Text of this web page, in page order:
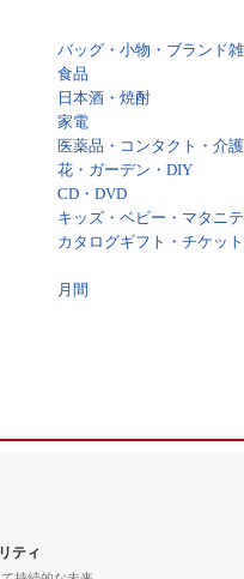
バッグ・小物・ブランド
食品
日本酒・焼酎
家電
医薬品・コンタクト・介護
花・ガーデン・DIY
CD・DVD
キッズ・ベビー・マタニ
カタログギフト・チケット
月間
ティ